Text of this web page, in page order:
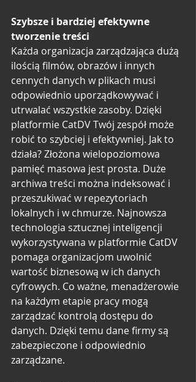
Szybsze i bardziej efektywne
tworzenie treści
Każda organizacja zarządzająca dużą
ilością filmów, obrazów i innych
cennych danych w plikach musi
odpowiednio uporządkowywać i
utrwalać wszystkie zasoby. Dzięki
platformie CatDV Twój zespół może
robić to szybciej i efektywniej. Jak to
działa? Złożona wielopoziomowa
pamięć masowa jest prosta. Duże
archiwa treści można indeksować i
przeszukiwać w repezytoriach
lokalnych i w chmurze. Najnowsza
technologia sztucznej inteligencji
wykorzystywana w platformie CatDV
pomaga organizacjom uwolnić
wartość biznesową w ich danych
cyfrowych. Co ważne, menadżerowie
na każdym etapie pracy mogą
zarządzać kontrolą dostępu do
danych. Dzięki temu dane firmy są
zabezpieczone i odpowiednio
zarządzane.